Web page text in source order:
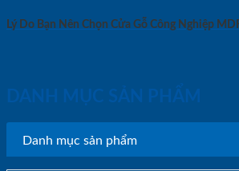
Lý Do Bạn Nên Chọn Cửa Gỗ Công Nghiệp
DANH MỤC SẢN PHẨM
Danh mục sản phẩm